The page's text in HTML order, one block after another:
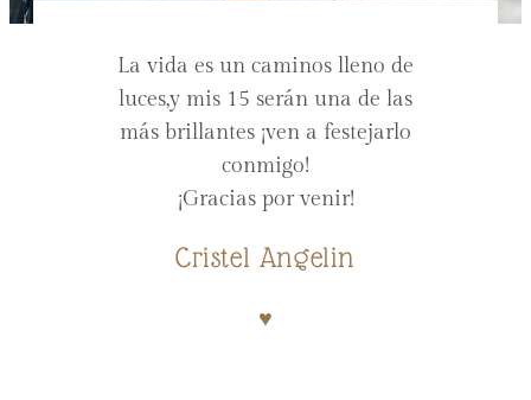
La vida es un caminos lleno de
luces,y mis 15 serán una de las
más brillantes ¡ven a festejarlo
conmigo!
¡Gracias por venir!
Cristel Angelin
♥︎